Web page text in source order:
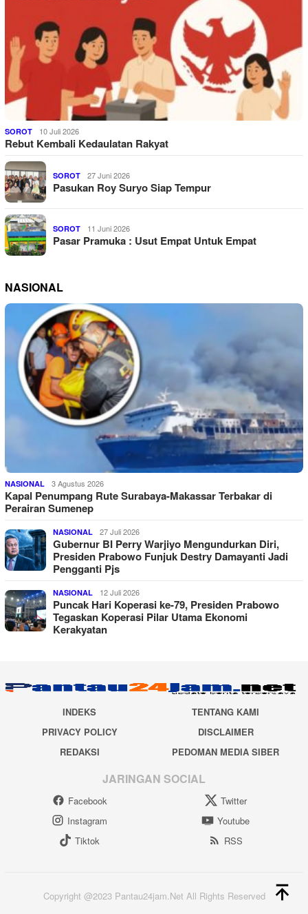
SOROT 10 Juli 2026
Rebut Kembali Kedaulatan Rakyat
SOROT 27 Juni 2026
Pasukan Roy Suryo Siap Tempur
SOROT 11 Juni 2026
Pasar Pramuka : Usut Empat Untuk Empat
NASIONAL
NASIONAL 3 Agustus 2026
Kapal Penumpang Rute Surabaya-Makassar Terbakar di
Perairan Sumenep
NASIONAL 27 Juli 2026
Gubernur BI Perry Warjiyo Mengundurkan Diri,
Presiden Prabowo Funjuk Destry Damayanti Jadi
Pengganti Pjs
NASIONAL 12 Juli 2026
Puncak Hari Koperasi ke-79, Presiden Prabowo
Tegaskan Koperasi Pilar Utama Ekonomi
Kerakyatan
INDEKS
TENTANG KAMI
PRIVACY POLICY
DISCLAIMER
REDAKSI
PEDOMAN MEDIA SIBER
JARINGAN SOCIAL
Facebook
Twitter
Instagram
Youtube
Tiktok
RSS
Copyright @2023 Pantau24jam.Net All Rights Reserved